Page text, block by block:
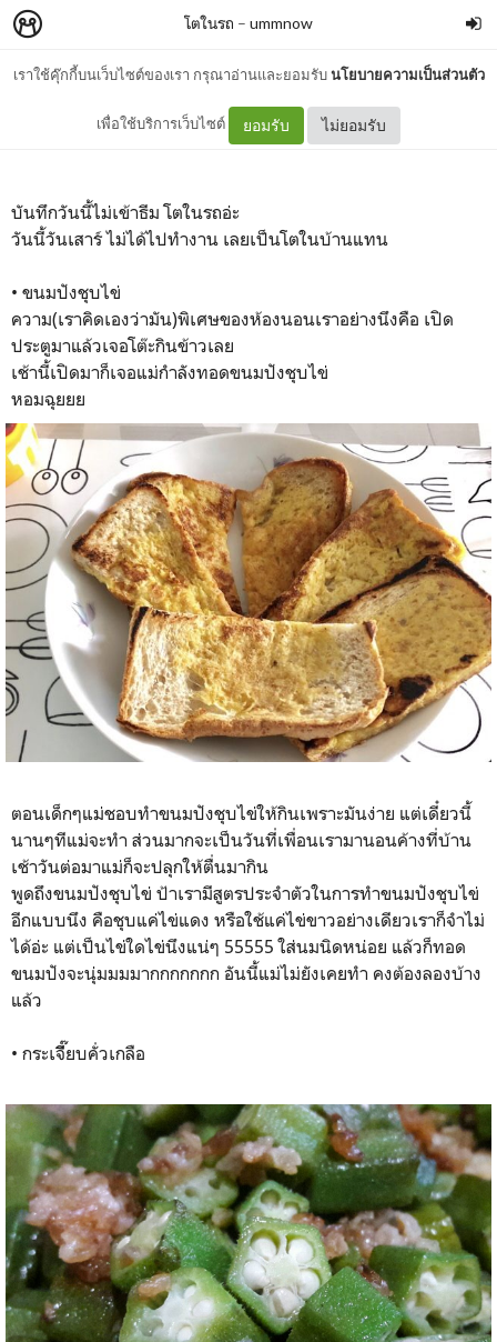
เราใช้คุ๊กกี้บนเว็บไซต์ของเรา กรุณาอ่านและยอมรับนโยบายความเป็นส่วนตัว
เพื่อใช้บริการเว็บไซต์ ยอมรับ ไม่ยอมรับ
โตในรถ – ummnow
โตในรถ : ขนมปังชุบไข่
บันทึกวันนี้ไม่เข้าธีม โตในรถอ่ะ
วันนี้วันเสาร์ ไม่ได้ไปทำงาน เลยเป็นโตในบ้านแทน
• ขนมปังชุบไข่
ความ(เราคิดเองว่ามัน)พิเศษของห้องนอนเราอย่างนึงคือ เปิด
ประตูมาแล้วเจอโต๊ะกินข้าวเลย
เช้านี้เปิดมาก็เจอแม่กำลังทอดขนมปังชุบไข่
หอมฉุยยย
ตอนเด็กๆแม่ชอบทำขนมปังชุบไข่ให้กินเพราะมันง่าย แต่เดี๋ยวนี้
นานๆทีแม่จะทำ ส่วนมากจะเป็นวันที่เพื่อนเรามานอนค้างที่บ้าน
เช้าวันต่อมาแม่ก็จะปลุกให้ตื่นมากิน
พูดถึงขนมปังชุบไข่ ป้าเรามีสูตรประจำตัวในการทำขนมปังชุบไข่
อีกแบบนึง คือชุบแค่ไข่แดง หรือใช้แค่ไข่ขาวอย่างเดียวเราก็จำไม่
ได้อ่ะ แต่เป็นไข่ใดไข่นึงแน่ๆ 55555 ใส่นมนิดหน่อย แล้วก็ทอด
ขนมปังจะนุ่มมมมากกกกกกก อันนี้แม่ไม่ยังเคยทำ คงต้องลองบ้าง
แล้ว
• กระเจีี๊ยบคั่วเกลือ